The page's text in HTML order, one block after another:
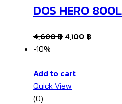
DOS HERO 800L
4,600฿ 4,100 ฿
-10%
Add to cart
Quick View
(0)